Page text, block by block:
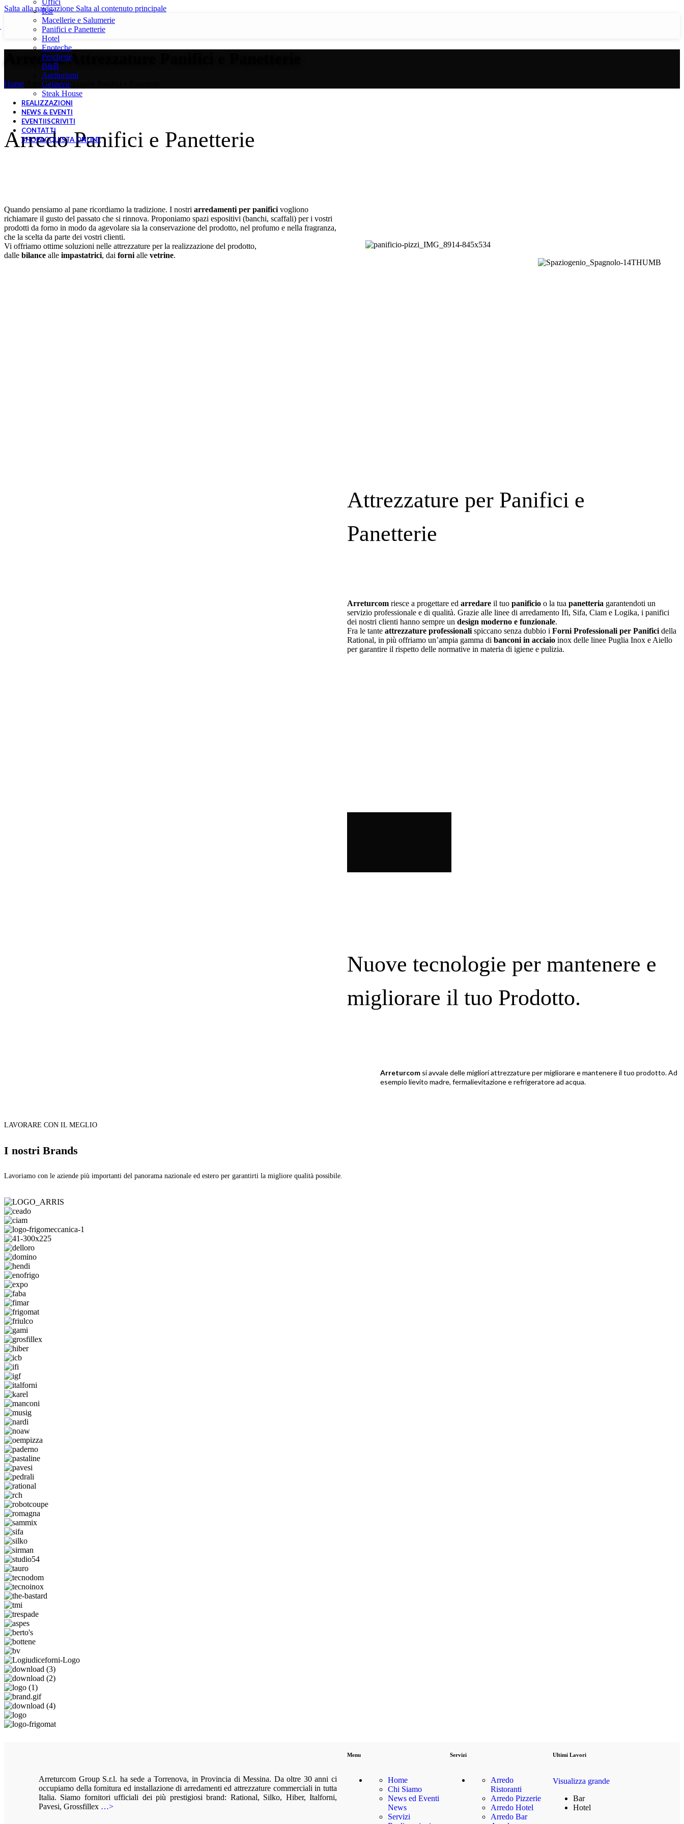
Salta alla navigazione Salta al contenuto principale
Bar
Macellerie e Salumerie
Panifici e Panetterie
Hotel
Enoteche
Pescherie
B&B
Agriturismi
Gelaterie
Steak House
REALIZZAZIONI
NEWS & EVENTI
EVENTIISCRIVITI
CONTATTI
SHOPACQUISTA ONLINE
Arredo e Attrezzature Panifici e Panetterie
Home Arredo e Attrezzature Panifici e Panetterie
Arredo Panifici e Panetterie
Quando pensiamo al pane ricordiamo la tradizione. I nostri arredamenti per panifici vogliono
richiamare il gusto del passato che si rinnova. Proponiamo spazi espositivi (banchi, scaffali) per i vostri
prodotti da forno in modo da agevolare sia la conservazione del prodotto, nel profumo e nella fragranza,
che la scelta da parte dei vostri clienti.
Vi offriamo ottime soluzioni nelle attrezzature per la realizzazione del prodotto,
dalle bilance alle impastatrici, dai forni alle vetrine.
Attrezzature per Panifici e
Panetterie
Arreturcom riesce a progettare ed arredare il tuo panificio o la tua panetteria garantendoti un
servizio professionale e di qualità. Grazie alle linee di arredamento Ifi, Sifa, Ciam e Logika, i panifici
dei nostri clienti hanno sempre un design moderno e funzionale.
Fra le tante attrezzature professionali spiccano senza dubbio i Forni Professionali per Panifici della
Rational, in più offriamo un’ampia gamma di banconi in acciaio inox delle linee Puglia Inox e Aiello
per garantire il rispetto delle normative in materia di igiene e pulizia.
Nuove tecnologie per mantenere e
migliorare il tuo Prodotto.
Arreturcom si avvale delle migliori attrezzature per migliorare e mantenere il tuo prodotto. Ad
esempio lievito madre, fermalievitazione e refrigeratore ad acqua.
LAVORARE CON IL MEGLIO
I nostri Brands
Lavoriamo con le aziende più importanti del panorama nazionale ed estero per garantirti la migliore qualità possibile.
Arreturcom Group S.r.l. ha sede a Torrenova, in Provincia di Messina. Da oltre 30 anni ci
occupiamo della fornitura ed installazione di arredamenti ed attrezzature commerciali in tutta
Italia. Siamo fornitori ufficiali dei più prestigiosi brand: Rational, Silko, Hiber, Italforni,
Pavesi, Grossfillex …>
Menu
Home
Chi Siamo
News ed Eventi
News
Servizi
Servizi
Arredo
Ristoranti
Arredo Pizzerie
Arredo Hotel
Arredo Bar
Ultimi Lavori
Visualizza grande
Bar
Hotel